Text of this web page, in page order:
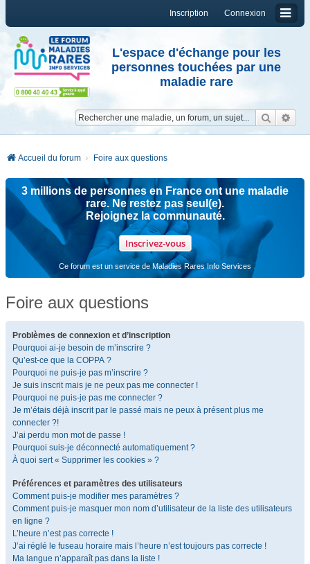
Connexion
Inscription
L'espace d'échange pour les
personnes touchées par une
maladie rare
Accueil du forum Foire aux questions
3 millions de personnes en France ont une maladie
rare. Ne restez pas seul(e).
Rejoignez la communauté.
Inscrivez-vous
Ce forum est un service de Maladies Rares Info Services
Foire aux questions
Problèmes de connexion et d’inscription
Pourquoi ai-je besoin de m’inscrire ?
Qu’est-ce que la COPPA ?
Pourquoi ne puis-je pas m’inscrire ?
Je suis inscrit mais je ne peux pas me connecter !
Pourquoi ne puis-je pas me connecter ?
Je m’étais déjà inscrit par le passé mais ne peux à présent plus me
connecter ?!
J’ai perdu mon mot de passe !
Pourquoi suis-je déconnecté automatiquement ?
À quoi sert « Supprimer les cookies » ?
Préférences et paramètres des utilisateurs
Comment puis-je modifier mes paramètres ?
Comment puis-je masquer mon nom d’utilisateur de la liste des utilisateurs
en ligne ?
L’heure n’est pas correcte !
J’ai réglé le fuseau horaire mais l’heure n’est toujours pas correcte !
Ma langue n’apparaît pas dans la liste !